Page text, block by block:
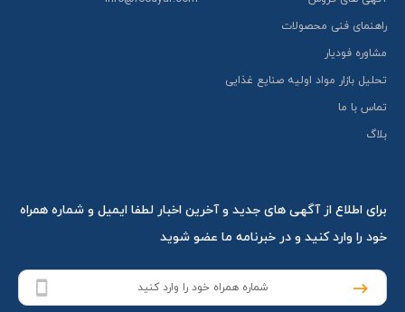
راهنمای فنی محصولات
مشاوره فودیار
تحلیل بازار مواد اولیه صنایع غذایی
تماس با ما
بلاگ
برای اطلاع از آگهی های جدید و آخرین اخبار لطفا ایمیل و شماره همراه
خود را وارد کنید و در خبرنامه ما عضو شوید